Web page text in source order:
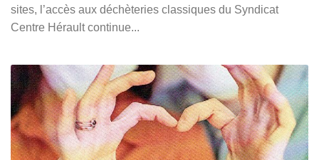
sites, l’accès aux déchèteries classiques du Syndicat
Centre Hérault continue...